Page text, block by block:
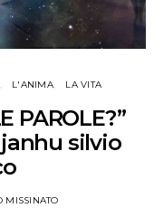
L'ANIMA LA VITA
PAROLE?”
silvio
MISSINATO